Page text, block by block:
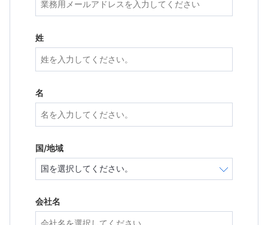
姓
名
国/地域
会社名